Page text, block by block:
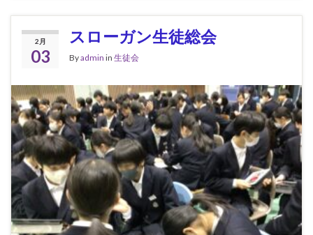
2月
03
スローガン生徒総会
Byadmin in 生徒会